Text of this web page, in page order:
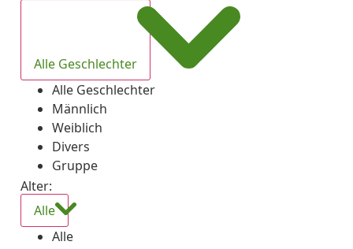
Alle Geschlechter
Alle Geschlechter
Männlich
Weiblich
Divers
Gruppe
Alter:
Alle
Alle